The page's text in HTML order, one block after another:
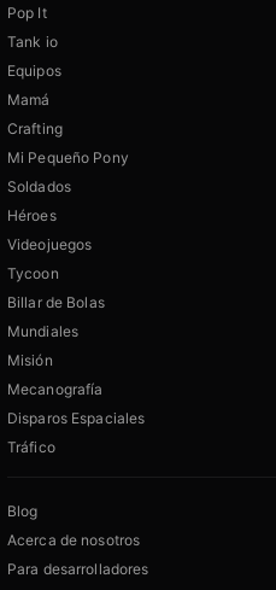
Pop It
Tank io
Equipos
Mamá
Crafting
Mi Pequeño Pony
Soldados
Héroes
Videojuegos
Tycoon
Billar de Bolas
Mundiales
Misión
Mecanografía
Disparos Espaciales
Tráfico
Blog
Acerca de nosotros
Para desarrolladores